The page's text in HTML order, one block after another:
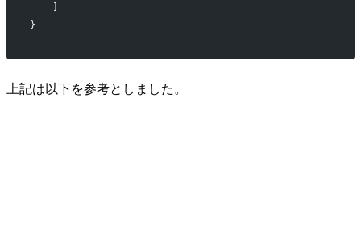
    ]
}
上記は以下を参考としました。